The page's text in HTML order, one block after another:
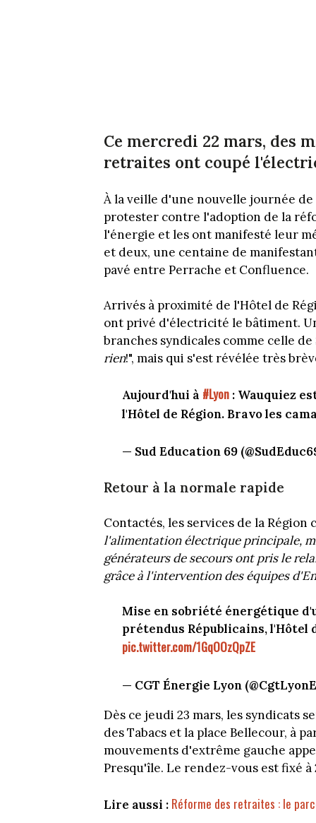
Ce mercredi 22 mars, des
retraites ont coupé
À la veille d'une nouvelle journée
protester contre l'adoption de la
l'énergie et les ont manifesté leur
et deux, une centaine de
pavé entre Perrache et Confluence.
Arrivés à proximité de l'Hôtel de
ont privé d'électricité le bâtiment.
branches syndicales comme celle
rien!", mais qui s'est révélée très
Aujourd'hui à #Lyon: Wauquiez
l'Hôtel de Région. Bravo les
— Sud Education 69
Retour à la normale rapide
Contactés, les services de la
l'alimentation électrique principale,
générateurs de secours ont pris le
grâce à l'intervention des équipes
Mise en sobriété énergétique
prétendus Républicains, l'Hôtel
pic.twitter.com/1GqOOzQpZE
— CGT Énergie Lyon
Dès ce jeudi 23 mars, les syndicats
des Tabacs et la place Bellecour, à
mouvements d'extrême gauche
Presqu'île. Le rendez-vous est fixé
Lire aussi : Réforme des retraites : le